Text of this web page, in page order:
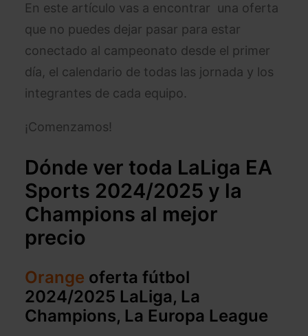
En este artículo vas a encontrar una oferta
que no puedes dejar pasar para estar
conectado al campeonato desde el primer
día, el calendario de todas las jornada y los
integrantes de cada equipo.
¡Comenzamos!
Dónde ver toda LaLiga EA
Sports 2024/2025 y la
Champions al mejor
precio
Orange oferta fútbol
2024/2025 LaLiga, La
Champions, La Europa League